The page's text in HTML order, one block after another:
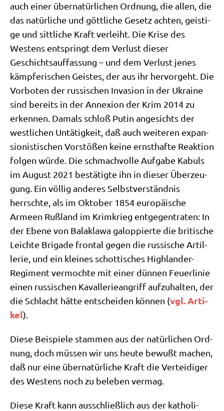
auch einer über­na­tür­li­chen Ord­nung, die allen, die
das natür­li­che und gött­li­che Gesetz ach­ten, gei­sti­
ge und sitt­li­che Kraft ver­leiht. Die Kri­se des
Westens ent­springt dem Ver­lust die­ser
Geschichts­auf­fas­sung – und dem Ver­lust jenes
kämp­fe­ri­schen Gei­stes, der aus ihr her­vor­geht. Die
Vor­bo­ten der rus­si­schen Inva­si­on in der Ukrai­ne
sind bereits in der Anne­xi­on der Krim 2014 zu
erken­nen. Damals schloß Putin ange­sichts der
west­li­chen Untä­tig­keit, daß auch wei­te­ren expan­
sio­ni­sti­schen Vor­stö­ßen kei­ne ernst­haf­te Reak­ti­on
fol­gen wür­de. Die schmach­vol­le Auf­ga­be Kabuls
im August 2021 bestä­tig­te ihn in die­ser Über­zeu­
gung. Ein völ­lig ande­res Selbst­ver­ständ­nis
herrsch­te, als im Okto­ber 1854 euro­päi­sche
Armeen Ruß­land im Krim­krieg ent­ge­gen­tra­ten: In
der Ebe­ne von Bal­a­k­la­wa galop­pier­te die bri­ti­sche
Leich­te Bri­ga­de fron­tal gegen die rus­si­sche Artil­
le­rie, und ein klei­nes schot­ti­sches High­lan­der-
Regi­ment ver­moch­te mit einer dün­nen Feu­er­li­nie
einen rus­si­schen Kaval­le­rie­an­griff auf­zu­hal­ten, der
die Schlacht hät­te ent­schei­den kön­nen (vgl. Arti­
kel).
Die­se Bei­spie­le stam­men aus der natür­li­chen Ord­
nung, doch müs­sen wir uns heu­te bewußt machen,
daß nur eine über­na­tür­li­che Kraft die Ver­tei­di­ger
des Westens noch zu bele­ben vermag.
Die­se Kraft kann aus­schließ­lich aus der katho­li­